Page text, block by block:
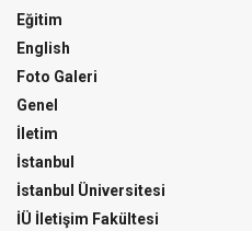
Eğitim
English
Foto Galeri
Genel
İletim
İstanbul
İstanbul Üniversitesi
İÜ İletişim Fakültesi